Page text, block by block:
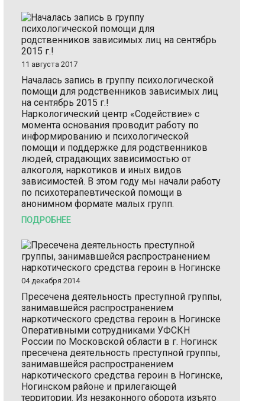
11 августа 2017
Началась запись в группу психологической
помощи для родственников зависимых лиц
на сентябрь 2015 г.!
Наркологический центр «Содействие» с
момента основания проводит работу по
информированию и психологической
помощи и поддержке для родственников
людей, страдающих зависимостью от
алкоголя, наркотиков и иных видов
зависимостей. В этом году мы начали работу
по психотерапевтической помощи в
анонимном формате малых групп.
ПОДРОБНЕЕ
04 декабря 2014
Пресечена деятельность преступной группы,
занимавшейся распространением
наркотического средства героин в Ногинске
Оперативными сотрудниками УФСКН
России по Московской области в г. Ногинск
пресечена деятельность преступной группы,
занимавшейся распространением
наркотического средства героин в Ногинске,
Ногинском районе и прилегающей
территории. Из незаконного оборота изъято